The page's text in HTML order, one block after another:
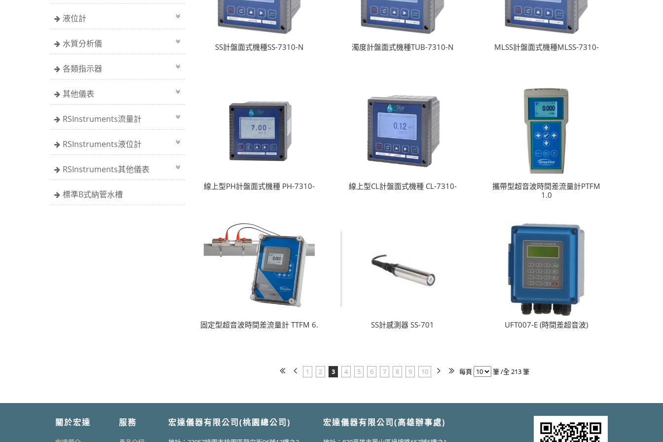
液位計
水質分析儀
各類指示器
其他儀表
RSInstruments流量計
RSInstruments液位計
RSInstruments其他儀表
標準B式納管水槽
SS計盤面式機種SS-7310-N 濁度計盤面式機種TUB-7310-N MLSS計盤面式機種MLSS-7310-
線上型PH計盤面式機種 PH-7310- 線上型CL計盤面式機種 CL-7310-
攜帶型超音波時間差流量計PTFM
1.0
固定型超音波時間差流量計 TTFM 6. SS計感測器 SS-701 UFT007-E (時間差超音波)
1 2 3 4 5 6 7 8 9 10 每頁 筆 /全 213 筆
關於宏達 服務 宏達儀器有限公司(桃園總公司) 宏達儀器有限公司(高雄辦事處)